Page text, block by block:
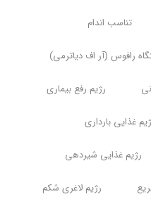
تناسب اندام
رافوس (آر اف دیاترمی)
رژیم رفع بیماری
غذایی بارداری
رژیم غذایی شیردهی
رژیم لاغری شکم